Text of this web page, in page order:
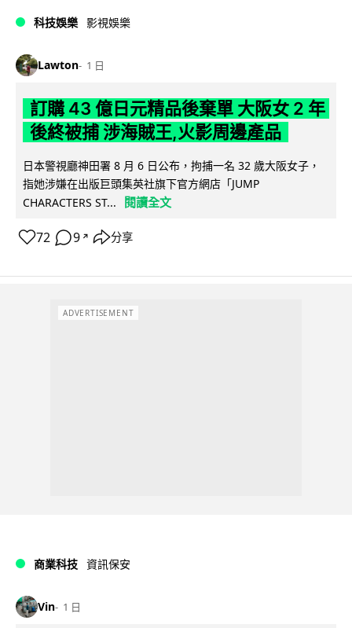
科技娛樂 影視娛樂
Lawton 1 日
訂購 43 億日元精品後棄單 大阪女 2 年
後終被捕 涉海賊王,火影周邊產品
日本警視廳神田署 8 月 6 日公布，拘捕一名 32 歲大阪女子，
指她涉嫌在出版巨頭集英社旗下官方網店「JUMP
CHARACTERS ST...
閱讀全文
72 9 ↗ 分享
ADVERTISEMENT
商業科技 資訊保安
Vin 1 日